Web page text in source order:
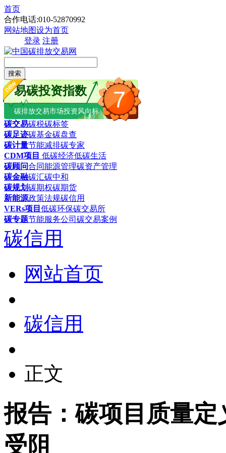
首页
合作电话:010-52870992
网站地图设为首页
登录 注册
搜索
7
易碳投资指数
碳排放交易市场投资风向标
碳交易碳税碳标签
碳足迹碳基金碳盘查
碳计量节能减排碳专家
CDM项目 低碳经济低碳生活
碳顾问合同能源管理碳资产管理
碳金融碳汇碳中和
碳规划碳期权碳期货
新能源政策法规碳信用
VERs项目 低碳环保碳交易所
碳专题节能服务公司 碳交易案例
碳信用
网站首页
碳信用
正文
报告：碳项目质量
受阻